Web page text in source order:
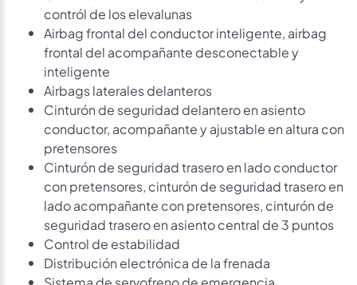
contról de los elevalunas
Airbag frontal del conductor inteligente, airbag
frontal del acompañante desconectable y
inteligente
Airbags laterales delanteros
Cinturón de seguridad delantero en asiento
conductor, acompañante y ajustable en altura con
pretensores
Cinturón de seguridad trasero en lado conductor
con pretensores, cinturón de seguridad trasero en
lado acompañante con pretensores, cinturón de
seguridad trasero en asiento central de 3 puntos
Control de estabilidad
Distribución electrónica de la frenada
Sistema de servofreno de emergencia